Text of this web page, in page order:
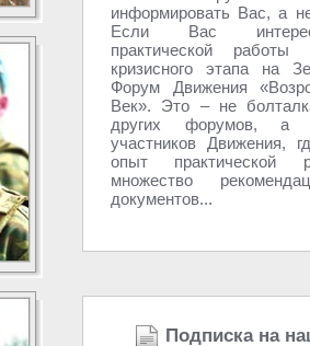
информировать Вас, а
Если Вас
практической
кризисного этапа на
Форум Движения
Век». Это – не
других форумов, а
участников Движения,
опыт практической
множество
документов...
Подписка на